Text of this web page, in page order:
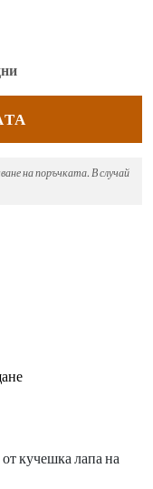
на поръчката. В случай
кучешка лапа на